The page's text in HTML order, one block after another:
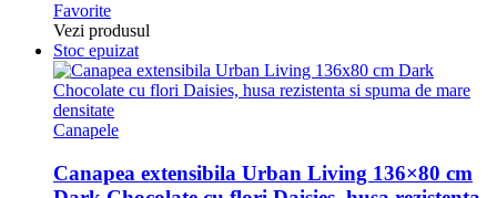
Favorite
Vezi produsul
Stoc epuizat
Canapele
Canapea extensibila Urban Living 136×80 cm